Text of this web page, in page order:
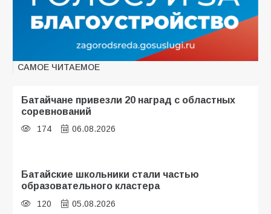
САМОЕ ЧИТАЕМОЕ
Батайчане привезли 20 наград с областных
соревнований
174 06.08.2026
Батайские школьники стали частью
образовательного кластера
120 05.08.2026